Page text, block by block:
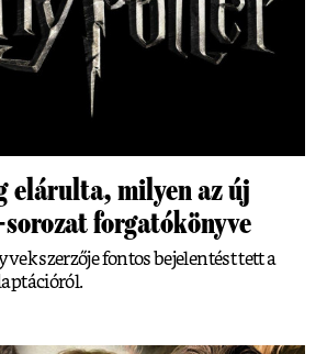
elárulta, milyen az új
forgatókönyve
szerzője fontos bejelentést tett a